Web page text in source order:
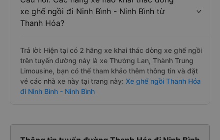
xe ghế ngồi đi Ninh Bình - Ninh Bình từ
Thanh Hóa?
Trả lời: Hiện tại có 2 hãng xe khai thác dòng xe ghế ngồi
trên tuyến đường này là xe Thường Lan, Thành Trung
Limousine, bạn có thể tham khảo thêm thông tin và đặt
vé các nhà xe này tại trang này: Xe ghế ngồi Thanh Hóa
đi Ninh Bình - Ninh Bình